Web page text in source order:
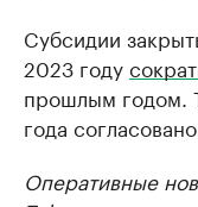
Cубсидии
2023 году
прошлым годом.
года
Оперативные